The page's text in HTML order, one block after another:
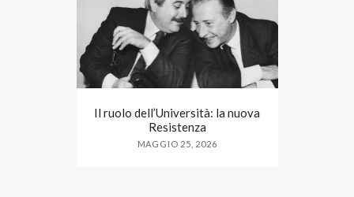
Il ruolo dell’Università: la nuova
Resistenza
MAGGIO 25, 2026